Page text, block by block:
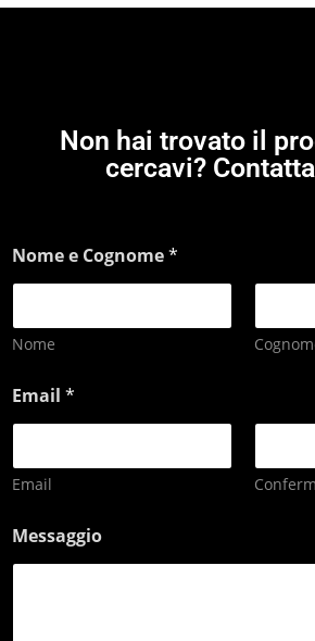
Non hai trovato il
cercavi?
Nome e Cognome*
Nome
Email *
Email
Messaggio